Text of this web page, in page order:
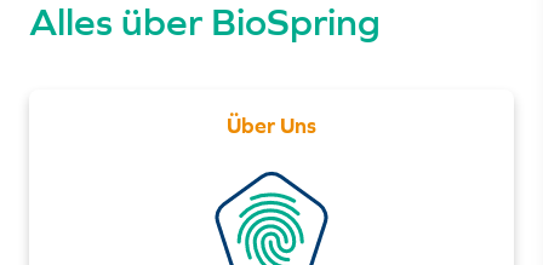
Alles über BioSpring
Über Uns